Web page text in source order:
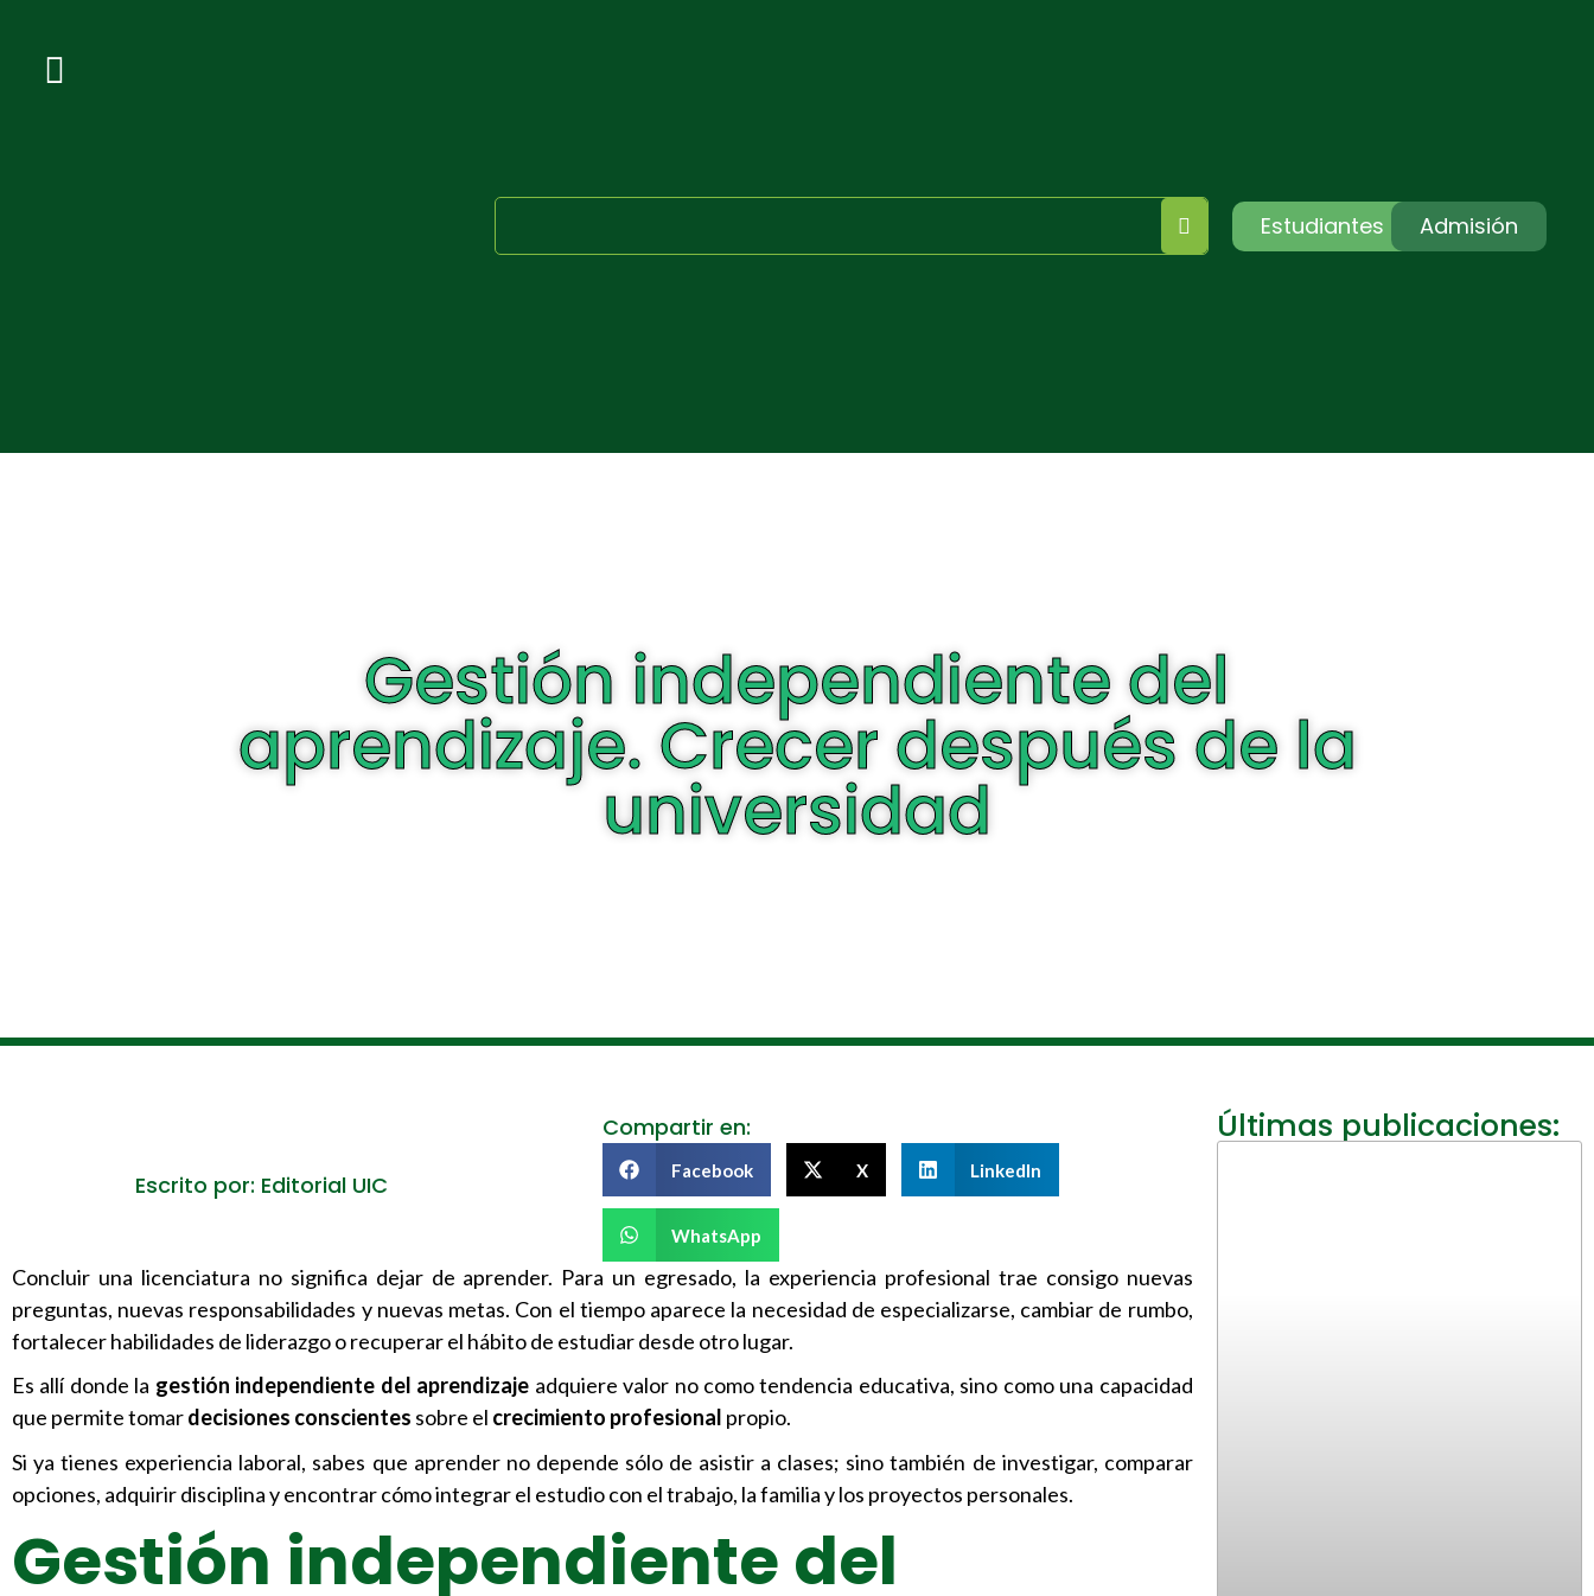
Estudiantes Admisión
Gestión independiente del
aprendizaje. Crecer después de la
universidad
Escrito por: Editorial UIC
Compartir en:
Facebook X LinkedIn
WhatsApp
Concluir una licenciatura no significa dejar de aprender. Para un egresado, la experiencia profesional trae consigo nuevas
preguntas, nuevas responsabilidades y nuevas metas. Con el tiempo aparece la necesidad de especializarse, cambiar de rumbo,
fortalecer habilidades de liderazgo o recuperar el hábito de estudiar desde otro lugar.
Es allí donde la gestión independiente del aprendizaje adquiere valor no como tendencia educativa, sino como una capacidad
que permite tomardecisiones conscientes sobre el crecimiento profesional propio.
Si ya tienes experiencia laboral, sabes que aprender no depende sólo de asistir a clases; sino también de investigar, comparar
opciones, adquirir disciplina y encontrar cómo integrar el estudio con el trabajo, la familia y los proyectos personales.
Gestión independiente del
Últimas publicaciones: